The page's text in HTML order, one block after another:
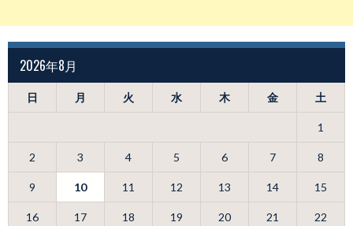
2026年8月
日 月 火 水 木 金 土
1
2 3 4 5 6 7 8
9 10 11 12 13 14 15
16 17 18 19 20 21 22